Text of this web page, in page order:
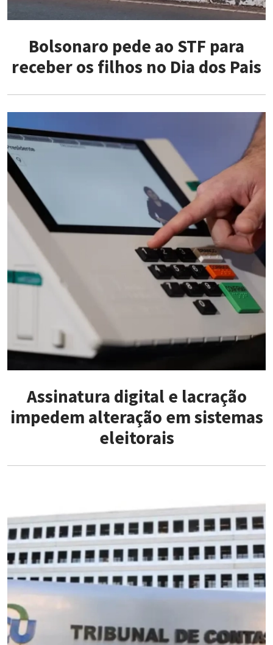
Bolsonaro pede ao STF para
receber os filhos no Dia dos Pais
Assinatura digital e lacração
impedem alteração em sistemas
eleitorais